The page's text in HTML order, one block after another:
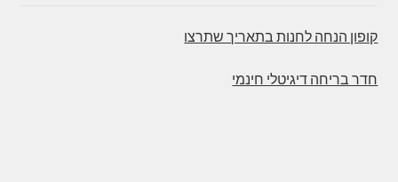
קופון הנחה לחנות בתאריך שתרצו
חדר בריחה דיגיטלי חינמי